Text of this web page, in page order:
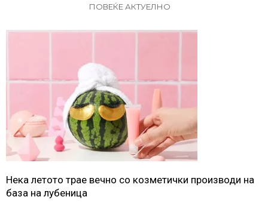
ПОВЕЌЕ АКТУЕЛНО
Нека летото трае вечно со козметички производи на
база на лубеница